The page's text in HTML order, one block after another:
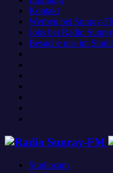
Kontakt
Werben bei Sunray-
Jobs bei Radio
Besuche uns im
Studiocam